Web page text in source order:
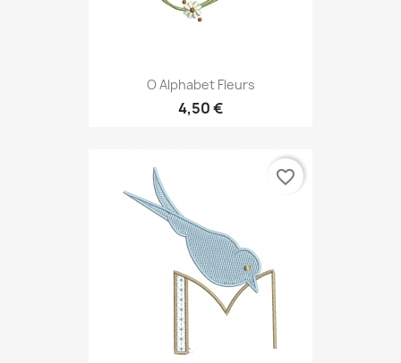
O Alphabet Fleurs
4,50 €
favorite_border